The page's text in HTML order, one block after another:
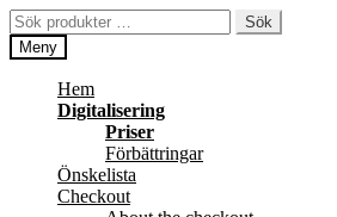
Hoppa
till
navigering
Hoppa
till
innehåll
Sök
efter:
Sök
Meny
Hem
Digitalisering
Priser
Förbättringar
Önskelista
Checkout